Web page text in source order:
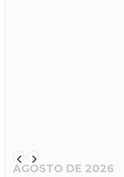
AGOSTO DE 2026